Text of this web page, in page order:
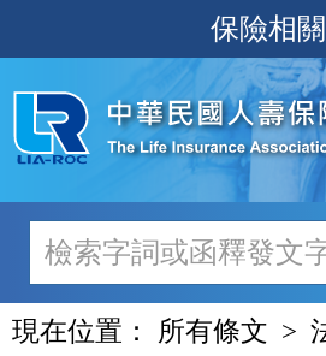
至
主
內
容
保險相
現在位置： 所有條文